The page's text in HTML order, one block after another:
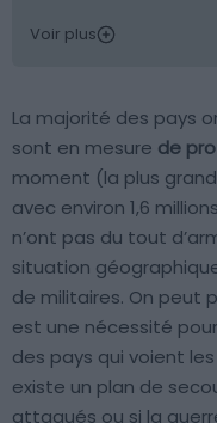
Voir plus
La majorité des pays
sont en mesure de
moment (la plus
avec environ 1,6
n’ont pas du tout
situation
de militaires. On peut
est une nécessité
des pays qui voient
existe un plan de
attaqués ou si la